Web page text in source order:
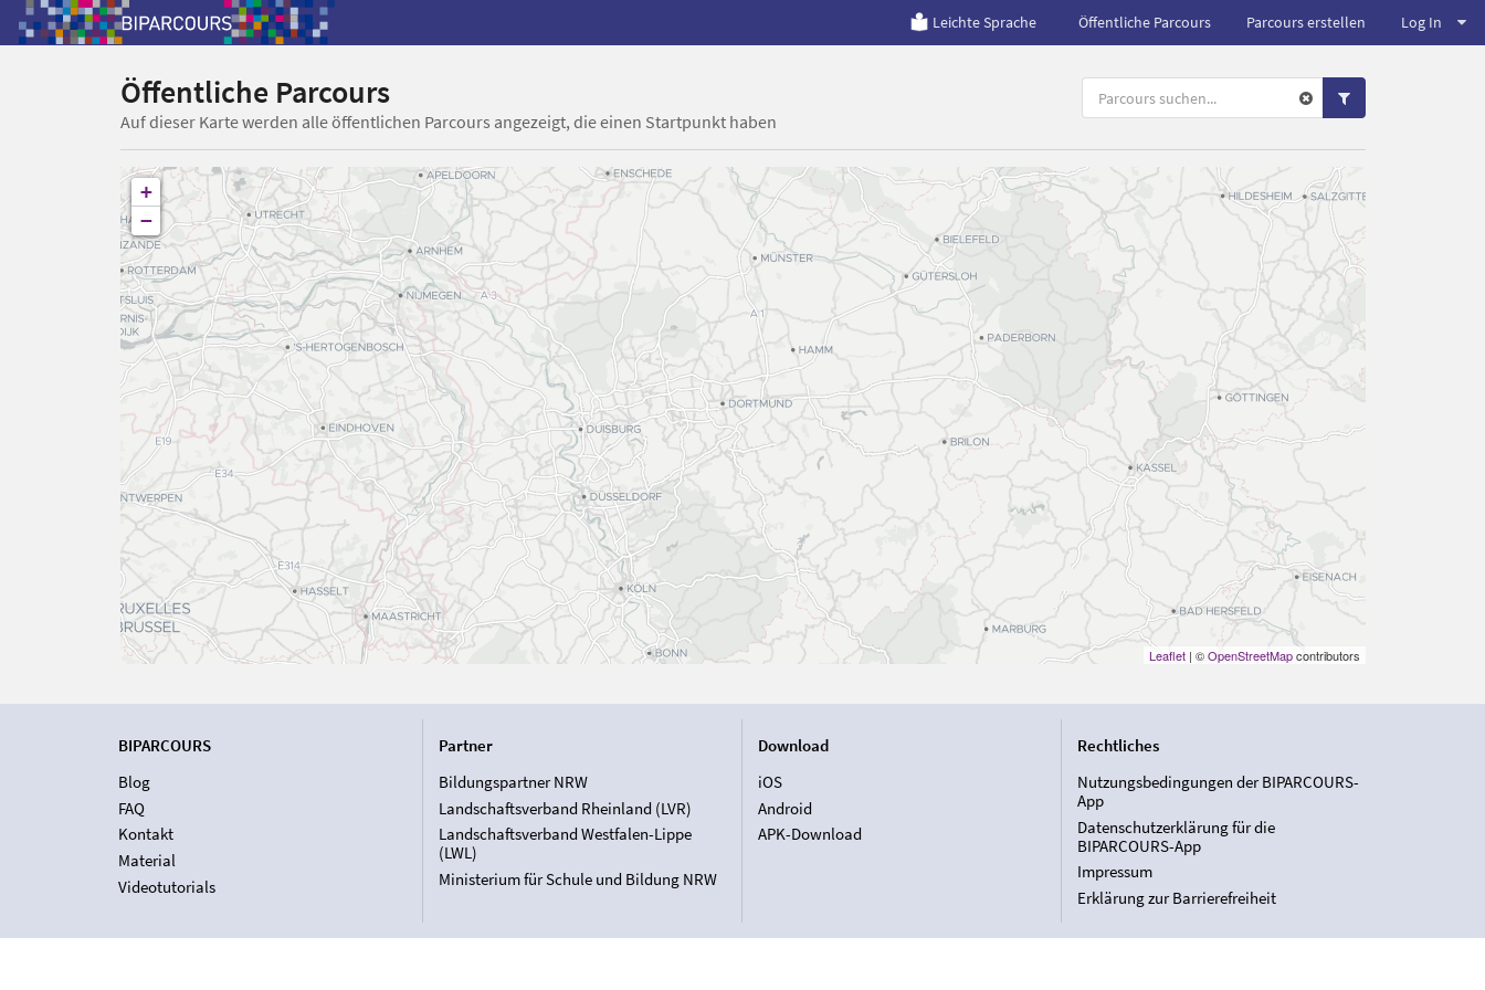
Leichte Sprache Öffentliche Parcours Parcours erstellen Log In
Öffentliche Parcours
Auf dieser Karte werden alle öffentlichen Parcours angezeigt, die einen Startpunkt haben
+
−
Leaflet| ©OpenStreetMapcontributors
BIPARCOURS
Blog
FAQ
Kontakt
Material
Videotutorials
Partner
Bildungspartner NRW
Landschaftsverband Rheinland (LVR)
Landschaftsverband Westfalen-Lippe
(LWL)
Ministerium für Schule und Bildung NRW
Download
iOS
Android
APK-Download
Rechtliches
Nutzungsbedingungen der BIPARCOURS-
App
Datenschutzerklärung für die
BIPARCOURS-App
Impressum
Erklärung zur Barrierefreiheit